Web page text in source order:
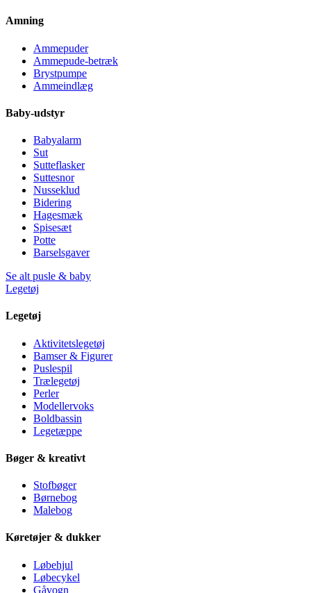
Amning
Ammepuder
Ammepude-betræk
Brystpumpe
Ammeindlæg
Baby-udstyr
Babyalarm
Sut
Sutteflasker
Suttesnor
Nusseklud
Bidering
Hagesmæk
Spisesæt
Potte
Barselsgaver
Se alt pusle & baby
Legetøj
Legetøj
Aktivitetslegetøj
Bamser & Figurer
Puslespil
Trælegetøj
Perler
Modellervoks
Boldbassin
Legetæppe
Bøger & kreativt
Stofbøger
Børnebog
Malebog
Køretøjer & dukker
Løbehjul
Løbecykel
Gåvogn